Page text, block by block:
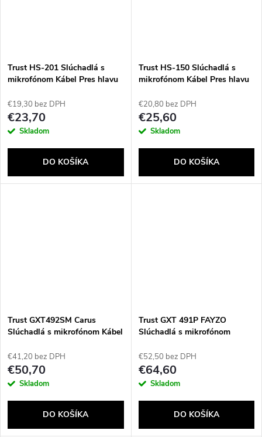
Trust HS-201 Slúchadlá s
mikrofónom Kábel Pres hlavu
Typ-A Čierna
€19,30 bez DPH
€23,70
Skladom
DO KOŠÍKA
Trust HS-150 Slúchadlá s
mikrofónom Kábel Pres hlavu
Čierna
€20,80 bez DPH
€25,60
Skladom
DO KOŠÍKA
Trust GXT492SM Carus
Slúchadlá s mikrofónom Kábel
Červená
€41,20 bez DPH
€50,70
Skladom
DO KOŠÍKA
Trust GXT 491P FAYZO
Slúchadlá s mikrofónom
hlavu Hranie USB Typ-A
Bluetooth Čierna, Purpurová
€52,50 bez DPH
€64,60
Skladom
DO KOŠÍKA